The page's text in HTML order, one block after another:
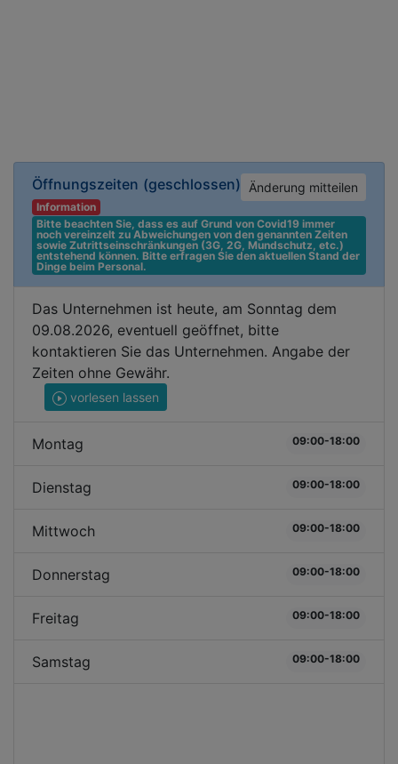
Öffnungszeiten (geschlossen) Änderung mitteilen
Information
Bitte beachten Sie, dass es auf Grund von Covid19 immer
noch vereinzelt zu Abweichungen von den genannten Zeiten
sowie Zutrittseinschränkungen (3G, 2G, Mundschutz, etc.)
entstehend können. Bitte erfragen Sie den aktuellen Stand der
Dinge beim Personal.
Das Unternehmen ist heute, am Sonntag dem
09.08.2026, eventuell geöffnet, bitte
kontaktieren Sie das Unternehmen. Angabe der
Zeiten ohne Gewähr.
vorlesen lassen
Montag 09:00-18:00
Dienstag 09:00-18:00
Mittwoch 09:00-18:00
Donnerstag 09:00-18:00
Freitag 09:00-18:00
Samstag 09:00-18:00